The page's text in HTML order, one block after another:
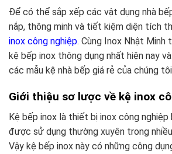
Để có thể sắp xếp các vật dụng nhà
nắp, thông minh và tiết kiệm diện tích
inox công nghiệp. Cùng Inox Nhật Minh
kệ bếp inox thông dụng nhất hiện nay
các mẫu kệ nhà bếp giá rẻ của chúng
Giới thiệu sơ lược về kệ inox
Kệ bếp inox là thiết bị inox công nghiệp
được sử dụng thường xuyên trong
Vậy kệ bếp inox này có những công